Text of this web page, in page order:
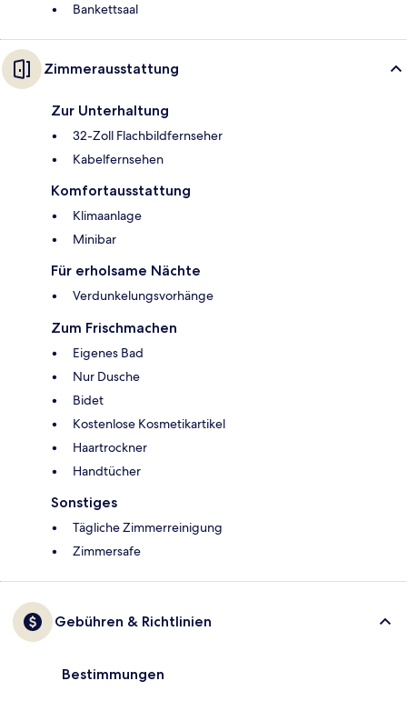
Bankettsaal
Zimmerausstattung
Zur Unterhaltung
32-Zoll Flachbildfernseher
Kabelfernsehen
Komfortausstattung
Klimaanlage
Minibar
Für erholsame Nächte
Verdunkelungsvorhänge
Zum Frischmachen
Eigenes Bad
Nur Dusche
Bidet
Kostenlose Kosmetikartikel
Haartrockner
Handtücher
Sonstiges
Tägliche Zimmerreinigung
Zimmersafe
Gebühren & Richtlinien
Bestimmungen